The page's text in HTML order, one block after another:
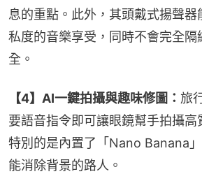
息的重點。此外，其頭戴式揚聲
私度的音樂享受，同時不會完全隔
全。
【4】AI一鍵拍攝與趣味修圖： 旅
要語音指令即可讓眼鏡幫手拍攝高
特別的是內置了「Nano Banana
能消除背景的路人。